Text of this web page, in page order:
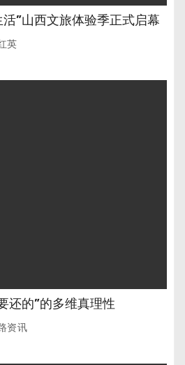
”山西文旅体验季正式启幕
英
还的”的多维真理性
资讯